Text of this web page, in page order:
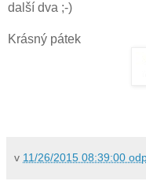
další dva ;-)
Krásný pátek
v 11/26/2015 08:39:00